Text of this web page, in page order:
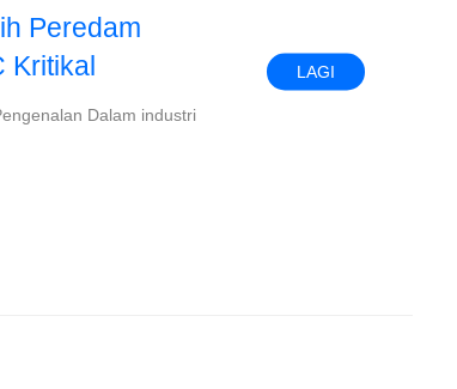
Peredam
Kritikal
Dalam industri
LAGI